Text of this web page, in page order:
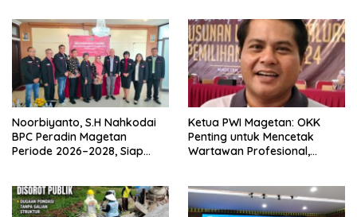
Noorbiyanto, S.H Nahkodai
BPC Peradin Magetan
Periode 2026–2028, Siap
Ketua PWI Magetan: OKK
Penting untuk Mencetak
Wartawan Profesional,